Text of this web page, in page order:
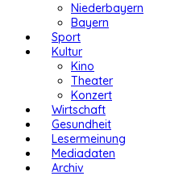
Niederbayern
Bayern
Sport
Kultur
Kino
Theater
Konzert
Wirtschaft
Gesundheit
Lesermeinung
Mediadaten
Archiv